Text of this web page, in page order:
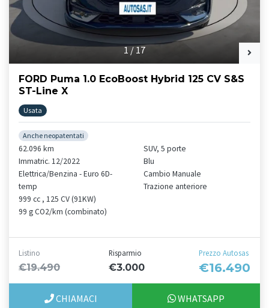
1/ 17
FORD Puma 1.0 EcoBoost Hybrid 125 CV S&S
ST-Line X
Usata
Anche neopatentati
62.096 km
Immatric. 12/2022
Elettrica/Benzina - Euro 6D-
temp
999 cc , 125 CV (91KW)
99 g CO2/km (combinato)
SUV, 5 porte
Blu
Cambio Manuale
Trazione anteriore
Listino
€19.490
Risparmio
€3.000
Prezzo Autosas
€16.490
CHIAMACI WHATSAPP